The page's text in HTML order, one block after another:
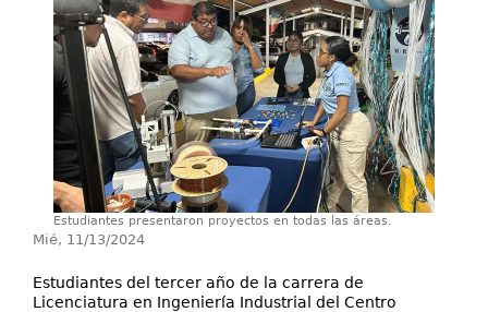
Internacional
Transparencia
Estudiantes presentaron proyectos en todas las áreas.
Mié, 11/13/2024
Estudiantes del tercer año de la carrera de
Licenciatura en Ingeniería Industrial del Centro